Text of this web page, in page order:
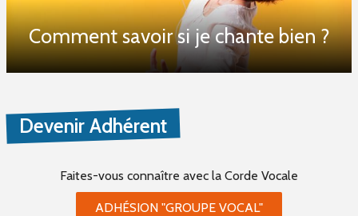
Comment savoir si je chante bien ?
Devenir Adhérent
Faites-vous connaître avec la Corde Vocale
ADHÉSION "GROUPE VOCAL"